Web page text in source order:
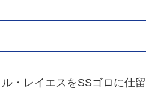
・レイエスをSSゴロに仕留